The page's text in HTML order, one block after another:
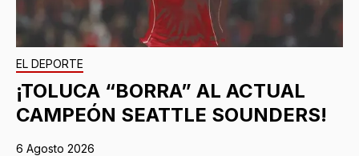
EL DEPORTE
¡TOLUCA “BORRA” AL ACTUAL
CAMPEÓN SEATTLE SOUNDERS!
6 Agosto 2026